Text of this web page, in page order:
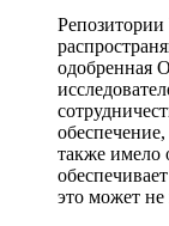
одобренная
также имело
это может не